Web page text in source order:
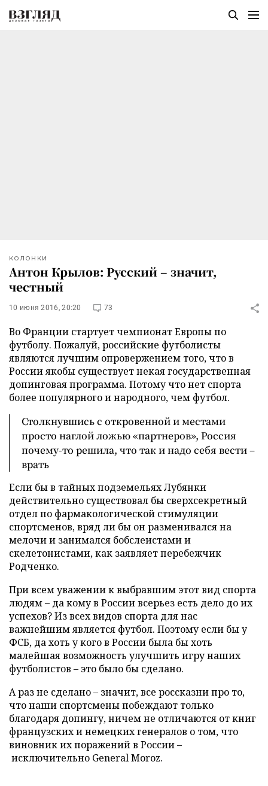
КОЛОНКИ
Антон Крылов: Русский – значит,
честный
10 июня 2016, 20:20 73
Во Франции стартует чемпионат Европы по
футболу. Пожалуй, российские футболисты
являются лучшим опровержением того, что в
России якобы существует некая государственная
допинговая программа. Потому что нет спорта
более популярного и народного, чем футбол.
Столкнувшись с откровенной и местами
просто наглой ложью «партнеров», Россия
почему-то решила, что так и надо себя вести –
врать
Если бы в тайных подземельях Лубянки
действительно существовал бы сверхсекретный
отдел по фармакологической стимуляции
спортсменов, вряд ли бы он разменивался на
мелочи и занимался бобслеистами и
скелетонистами, как заявляет перебежчик
Родченко.
При всем уважении к выбравшим этот вид спорта
людям – да кому в России всерьез есть дело до их
успехов? Из всех видов спорта для нас
важнейшим является футбол. Поэтому если бы у
ФСБ, да хоть у кого в России была бы хоть
малейшая возможность улучшить игру наших
футболистов – это было бы сделано.
А раз не сделано – значит, все россказни про то,
что наши спортсмены побеждают только
благодаря допингу, ничем не отличаются от книг
французских и немецких генералов о том, что
виновник их поражений в России –
исключительно General Moroz.